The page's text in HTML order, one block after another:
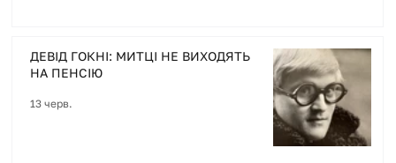
ДЕВІД ГОКНІ: МИТЦІ НЕ ВИХОДЯТЬ
НА ПЕНСІЮ
13 черв.